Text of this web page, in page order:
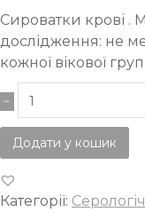
Сироватки крові .
дослідження: не
кожної вікової
Додати у кошик
Категорії: